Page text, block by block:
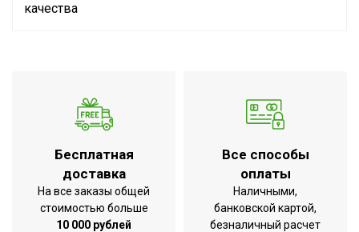
качества
Макс. температура
теплоносителя
130
Высота упаковки товара
11
Глубина упаковки товара
26
Ширина упаковки товара
53
Бесплатная
доставка
На все заказы общей
стоимостью больше
10 000 рублей
Все способы
оплаты
Наличными,
банковской картой,
безналичный расчет